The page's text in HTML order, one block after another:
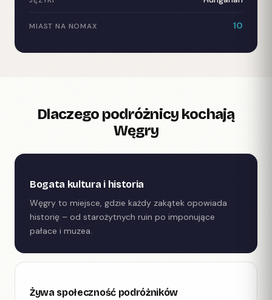
MIAST NA NOMAX 10
Dlaczego podróżnicy kochają
Węgry
Bogata kultura i historia
Węgry to miejsce, gdzie każdy zakątek opowiada
historię – od starożytnych ruin po imponujące
pałace i muzea.
Żywa społeczność podróżników